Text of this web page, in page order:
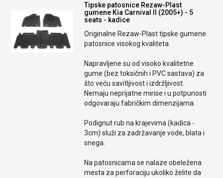
Tipske patosnice Rezaw-Plast
gumene Kia Carnival II (2005+) - 5
seats - kadice
Originalne Rezaw-Plast tipske gumene
patosnice visokog kvaliteta.
Napravljene su od visoko kvalitetne
gume (bez toksičnih i PVC sastava) za
što veću savitljivost i izdržljivost.
Nemaju neprijatne mirise i u potpunosti
odgovaraju fabričkim dimenzijama.
Podignut rub na krajevima (kadica -
3cm) služi za zadržavanje vode, blata i
snega.
Na patosnicama se nalaze obeležena
mesta za perforaciju ukoliko želite da